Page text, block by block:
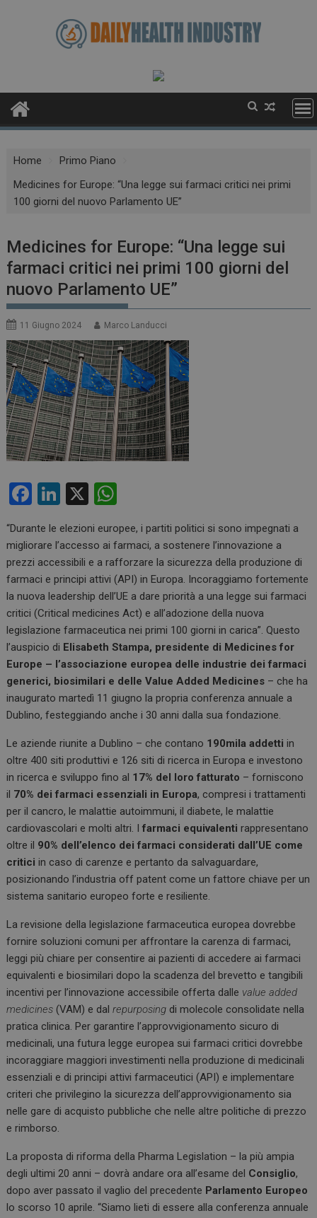
Home
Primo Piano
Medicines for Europe: “Una legge sui farmaci critici nei primi
100 giorni del nuovo Parlamento UE”
Medicines for Europe: “Una legge sui
farmaci critici nei primi 100 giorni del
nuovo Parlamento UE”
11 Giugno 2024 Marco Landucci
F
ce
b
o
o
k
Li
ke
dI
n
X
at
s
A
p
p
“Durante le elezioni europee, i partiti politici si sono impegnati a
migliorare l’accesso ai farmaci, a sostenere l’innovazione a
prezzi accessibili e a rafforzare la sicurezza della produzione di
farmaci e principi attivi (API) in Europa. Incoraggiamo fortemente
la nuova leadership dell’UE a dare priorità a una legge sui farmaci
critici (Critical medicines Act) e all’adozione della nuova
legislazione farmaceutica nei primi 100 giorni in carica”. Questo
l’auspicio di Elisabeth Stampa, presidente di Medicines for
Europe – l’associazione europea delle industrie dei farmaci
generici, biosimilari e delle Value Added Medicines – che ha
inaugurato martedì 11 giugno la propria conferenza annuale a
Dublino, festeggiando anche i 30 anni dalla sua fondazione.
Le aziende riunite a Dublino – che contano 190mila addetti in
oltre 400 siti produttivi e 126 siti di ricerca in Europa e investono
in ricerca e sviluppo fino al 17% del loro fatturato – forniscono
il 70% dei farmaci essenziali in Europa, compresi i trattamenti
per il cancro, le malattie autoimmuni, il diabete, le malattie
cardiovascolari e molti altri. Ifarmaci equivalenti rappresentano
oltre il 90% dell’elenco dei farmaci considerati dall’UE come
critici in caso di carenze e pertanto da salvaguardare,
posizionando l’industria off patent come un fattore chiave per un
sistema sanitario europeo forte e resiliente.
La revisione della legislazione farmaceutica europea dovrebbe
fornire soluzioni comuni per affrontare la carenza di farmaci,
leggi più chiare per consentire ai pazienti di accedere ai farmaci
equivalenti e biosimilari dopo la scadenza del brevetto e tangibili
incentivi per l’innovazione accessibile offerta dalle value added
medicines (VAM) e dalrepurposing di molecole consolidate nella
pratica clinica. Per garantire l’approvvigionamento sicuro di
medicinali, una futura legge europea sui farmaci critici dovrebbe
incoraggiare maggiori investimenti nella produzione di medicinali
essenziali e di principi attivi farmaceutici (API) e implementare
criteri che privilegino la sicurezza dell’approvvigionamento sia
nelle gare di acquisto pubbliche che nelle altre politiche di prezzo
e rimborso.
La proposta di riforma della Pharma Legislation – la più ampia
degli ultimi 20 anni – dovrà andare ora all’esame del Consiglio,
dopo aver passato il vaglio del precedente Parlamento Europeo
lo scorso 10 aprile. “Siamo lieti di essere alla conferenza annuale